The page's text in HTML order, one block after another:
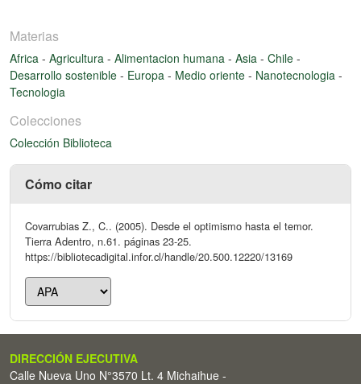
Materias
Africa - Agricultura - Alimentacion humana - Asia - Chile -
Desarrollo sostenible - Europa - Medio oriente - Nanotecnologia -
Tecnologia
Colecciones
Colección Biblioteca
Cómo citar
Covarrubias Z., C.. (2005). Desde el optimismo hasta el temor.
Tierra Adentro, n.61. páginas 23-25.
https://bibliotecadigital.infor.cl/handle/20.500.12220/13169
DIRECCIÓN EJECUTIVA
Calle Nueva Uno N°3570 Lt. 4 Michaihue -